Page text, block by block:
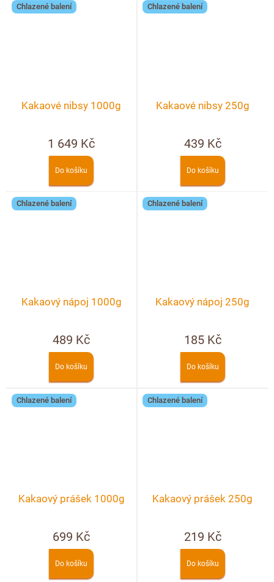
Chlazené balení
Kakaové nibsy 1000g
1 649 Kč
Do košíku
Chlazené balení
Kakaové nibsy 250g
439 Kč
Do košíku
Chlazené balení
Kakaový nápoj 1000g
489 Kč
Do košíku
Chlazené balení
Kakaový nápoj 250g
185 Kč
Do košíku
Chlazené balení
Kakaový prášek 1000g
699 Kč
Do košíku
Chlazené balení
Kakaový prášek 250g
219 Kč
Do košíku